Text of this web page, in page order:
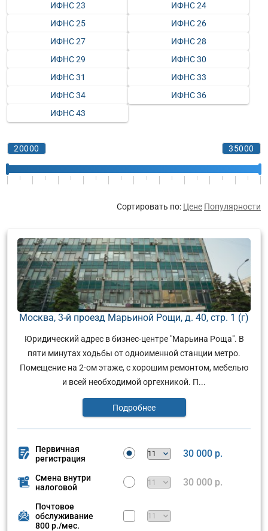
ИФНС 23
ИФНС 24
ИФНС 25
ИФНС 26
ИФНС 27
ИФНС 28
ИФНС 29
ИФНС 30
ИФНС 31
ИФНС 33
ИФНС 34
ИФНС 36
ИФНС 43
Сортировать по: Цене Популярности
Москва, 3-й проезд Марьиной Рощи, д. 40, стр. 1 (г)
Юридический адрес в бизнес-центре "Марьина Роща". В
пяти минутах ходьбы от одноименной станции метро.
Помещение на 2-ом этаже, с хорошим ремонтом, мебелью
и всей необходимой оргехникой. П...
Подробнее
Первичная
регистрация
30 000 р.
Смена внутри
налоговой
30 000 р.
Почтовое
обслуживание
800 р./мес.